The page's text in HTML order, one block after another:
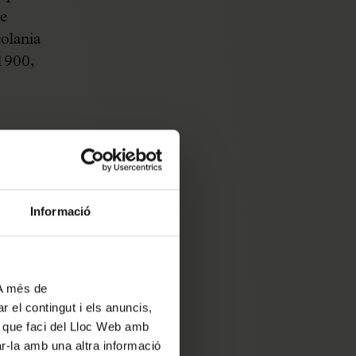
Informació
més de
el contingut i els anuncis,
faci del Lloc Web amb
la amb una altra informació